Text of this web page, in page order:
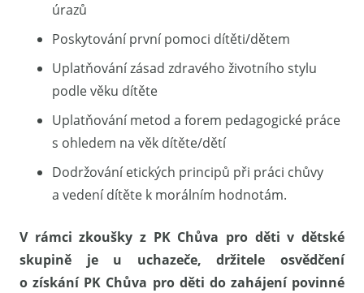
úrazů
Poskytování první pomoci dítěti/dětem
Uplatňování zásad zdravého životního stylu
podle věku dítěte
Uplatňování metod a forem pedagogické práce
s ohledem na věk dítěte/dětí
Dodržování etických principů při práci chůvy
a vedení dítěte k morálním hodnotám.
V rámci zkoušky z PK Chůva pro děti v dětské
skupině je u uchazeče, držitele osvědčení
o získání PK Chůva pro děti do zahájení povinné